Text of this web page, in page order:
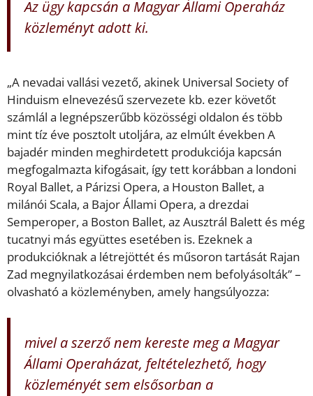
Az ügy kapcsán a Magyar Állami Operaház
közleményt adott ki.
„A nevadai vallási vezető, akinek Universal Society of
Hinduism elnevezésű szervezete kb. ezer követőt
számlál a legnépszerűbb közösségi oldalon és több
mint tíz éve posztolt utoljára, az elmúlt években A
bajadér minden meghirdetett produkciója kapcsán
megfogalmazta kifogásait, így tett korábban a londoni
Royal Ballet, a Párizsi Opera, a Houston Ballet, a
milánói Scala, a Bajor Állami Opera, a drezdai
Semperoper, a Boston Ballet, az Ausztrál Balett és még
tucatnyi más együttes esetében is. Ezeknek a
produkcióknak a létrejöttét és műsoron tartását Rajan
Zad megnyilatkozásai érdemben nem befolyásolták” –
olvasható a közleményben, amely hangsúlyozza:
mivel a szerző nem kereste meg a Magyar
Állami Operaházat, feltételezhető, hogy
közleményét sem elsősorban a